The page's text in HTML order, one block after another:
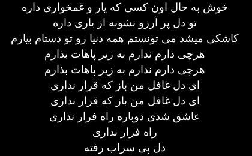
خوش به حال اون کسی که یار و غمخواری داره
تو دل پر آرزو نشونه از یاری داره
کاشکی میشد می تونستم همه دنیا رو تو دستام بیارم
هرچی دارم ندارم به زیر پاهات بذارم
هرچی دارم ندارم به زیر پاهات بذارم
ای دل غافل من باز که قرار نداری
ای دل غافل من باز که قرار نداری
عاشق شدی دوباره راه فرار نداری
راه فرار نداری
دل پی سراب رفته